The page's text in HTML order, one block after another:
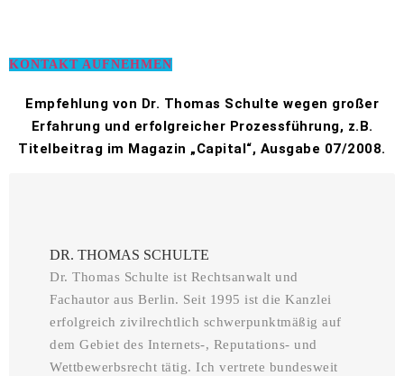
KONTAKT AUFNEHMEN
Empfehlung von Dr. Thomas Schulte wegen großer
Erfahrung und erfolgreicher Prozessführung, z.B.
Titelbeitrag im Magazin „Capital“, Ausgabe 07/2008.
DR. THOMAS SCHULTE
Dr. Thomas Schulte ist Rechtsanwalt und
Fachautor aus Berlin. Seit 1995 ist die Kanzlei
erfolgreich zivilrechtlich schwerpunktmäßig auf
dem Gebiet des Internets-, Reputations- und
Wettbewerbsrecht tätig. Ich vertrete bundesweit